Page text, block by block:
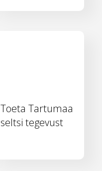
Toeta Tartumaa
seltsi tegevust